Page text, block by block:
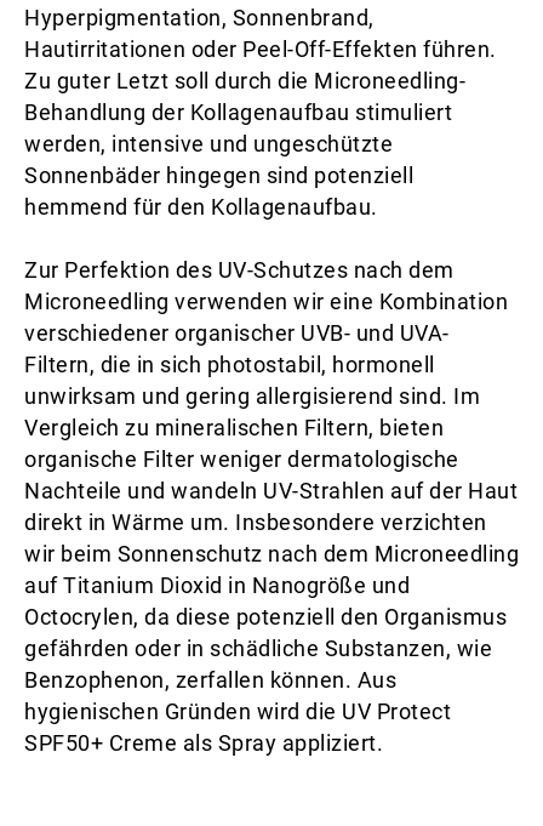
Hyperpigmentation, Sonnenbrand,
Hautirritationen oder Peel-Off-Effekten führen.
Zu guter Letzt soll durch die Microneedling-
Behandlung der Kollagenaufbau stimuliert
werden, intensive und ungeschützte
Sonnenbäder hingegen sind potenziell
hemmend für den Kollagenaufbau.
Zur Perfektion des UV-Schutzes nach dem
Microneedling verwenden wir eine Kombination
verschiedener organischer UVB- und UVA-
Filtern, die in sich photostabil, hormonell
unwirksam und gering allergisierend sind. Im
Vergleich zu mineralischen Filtern, bieten
organische Filter weniger dermatologische
Nachteile und wandeln UV-Strahlen auf der Haut
direkt in Wärme um. Insbesondere verzichten
wir beim Sonnenschutz nach dem Microneedling
auf Titanium Dioxid in Nanogröße und
Octocrylen, da diese potenziell den Organismus
gefährden oder in schädliche Substanzen, wie
Benzophenon, zerfallen können. Aus
hygienischen Gründen wird die UV Protect
SPF50+ Creme als Spray appliziert.